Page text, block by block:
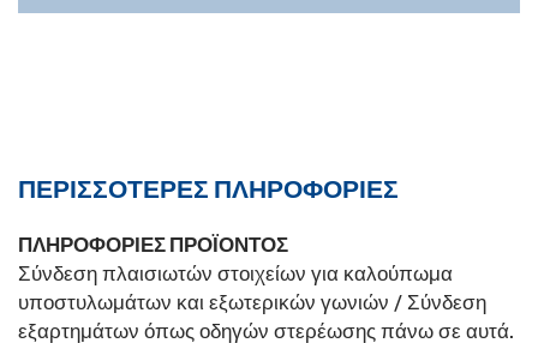
ΠΕΡΙΣΣΌΤΕΡΕΣ ΠΛΗΡΟΦΟΡΊΕΣ
ΠΛΗΡΟΦΟΡΊΕΣ ΠΡΟΪΌΝΤΟΣ
Σύνδεση πλαισιωτών στοιχείων για καλούπωμα
υποστυλωμάτων και εξωτερικών γωνιών / Σύνδεση
εξαρτημάτων όπως οδηγών στερέωσης πάνω σε αυτά.